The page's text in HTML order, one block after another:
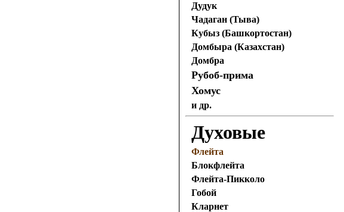
Дудук
Чадаган (Тыва)
Кубыз (Башкортостан)
Домбыра (Казахстан)
Домбра
Рубоб-прима
Хомус
и др.
Духовые
Флейта
Блокфлейта
Флейта-Пикколо
Гобой
Кларнет